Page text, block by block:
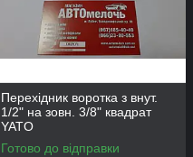
Перехідник воротка з внут.
1/2" на зовн. 3/8" квадрат
YATO
Готово до відправки